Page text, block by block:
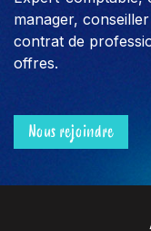
manager,
contrat de
offres.
Nous rejoindre